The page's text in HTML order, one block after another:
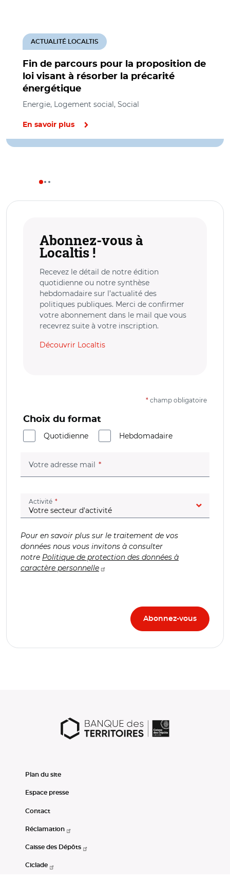
Fin de parcours pour la proposition de
loi visant à résorber la précarité
énergétique
ACTUALITÉ LOCALTIS
Energie, Logement social, Social
En savoir plus
Abonnez-vous à
Localtis !
Recevez le détail de notre édition
quotidienne ou notre synthèse
hebdomadaire sur l’actualité des
politiques publiques. Merci de confirmer
votre abonnement dans le mail que vous
recevrez suite à votre inscription.
Découvrir Localtis
* champ obligatoire
Choix du format
Quotidienne
Hebdomadaire
Votre adresse mail (champ obligatoire)
Activité (champ obligatoire)
Pour en savoir plus sur le traitement de vos
données nous vous invitons à consulter
notre Politique de protection des données à
caractère personnelle
Plan du site
Espace presse
Contact
Réclamation
Caisse des Dépôts
Ciclade